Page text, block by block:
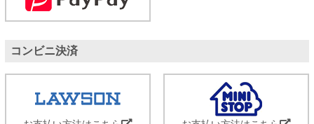
コンビニ決済